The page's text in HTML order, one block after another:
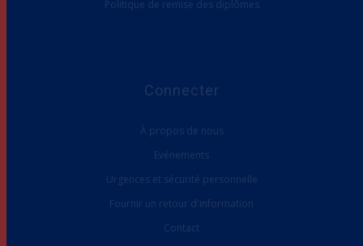
Politique de remise des diplômes
Connecter
À propos de nous
Evénements
Urgences et sécurité personnelle
Fournir un retour d'information
Contact